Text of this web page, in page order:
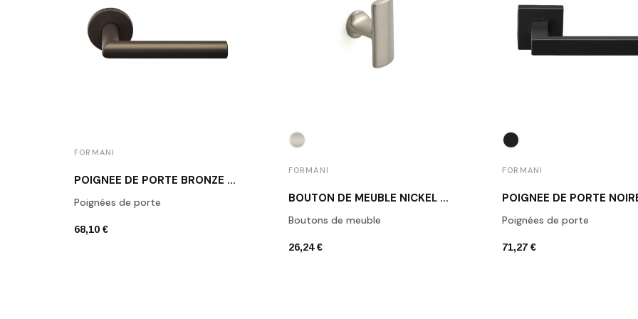
FORMANI
POIGNÉE DE PORTE BRONZE FORMANI LB2-19 BR
Poignées de porte
68,10 €
FORMANI
BOUTON DE MEUBLE NICKEL MAT 1929M NS
Boutons de meuble
26,24 €
FORMANI
Poignées de porte
71,27 €